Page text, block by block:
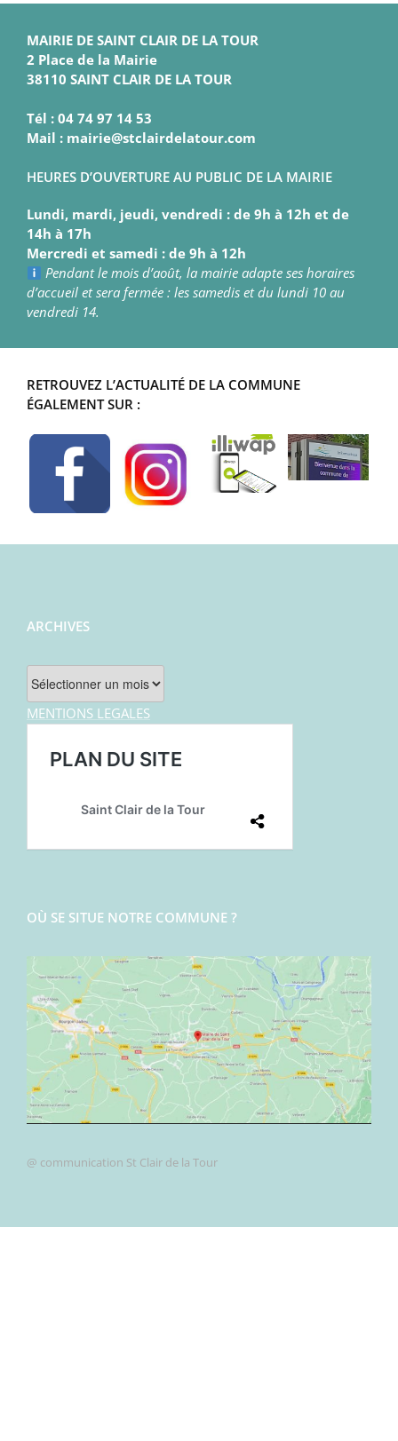
MAIRIE DE SAINT CLAIR DE LA TOUR
2 Place de la Mairie
38110 SAINT CLAIR DE LA TOUR
Tél : 04 74 97 14 53
Mail : mairie@stclairdelatour.com
HEURES D’OUVERTURE AU PUBLIC DE LA MAIRIE
Lundi, mardi, jeudi, vendredi : de 9h à 12h et de
14h à 17h
Mercredi et samedi : de 9h à 12h
Pendant le mois d’août, la mairie adapte ses horaires
d’accueil et sera fermée : les samedis et du lundi 10 au
vendredi 14.
RETROUVEZ L’ACTUALITÉ DE LA COMMUNE
ÉGALEMENT SUR :
ARCHIVES
Archives
MENTIONS LEGALES
OÙ SE SITUE NOTRE COMMUNE ?
@ communication St Clair de la Tour